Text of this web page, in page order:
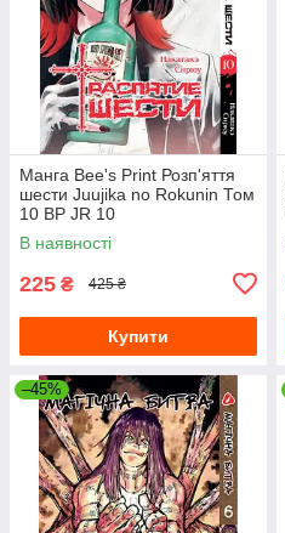
Манга Bee's Print Розп'яття
шести Juujika no Rokunin Том
10 BP JR 10
В наявності
225 ₴ 425 ₴
Купити
–45%